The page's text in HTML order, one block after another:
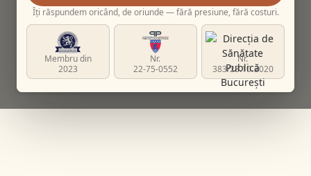
Îți răspundem oricând, de oriunde — fără presiune, fără costuri.
Membru din
2023
Nr.
22-75-0552
Nr.
383/23.10.2020